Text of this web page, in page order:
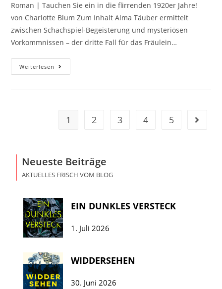
Roman | Tauchen Sie ein in die flirrenden 1920er Jahre!
von Charlotte Blum Zum Inhalt Alma Täuber ermittelt
zwischen Schachspiel-Begeisterung und mysteriösen
Vorkommnissen – der dritte Fall für das Fräulein…
Weiterlesen
1 2 3 4 5
Neueste Beiträge
AKTUELLES FRISCH VOM BLOG
EIN DUNKLES VERSTECK
1. Juli 2026
WIDDERSEHEN
30. Juni 2026